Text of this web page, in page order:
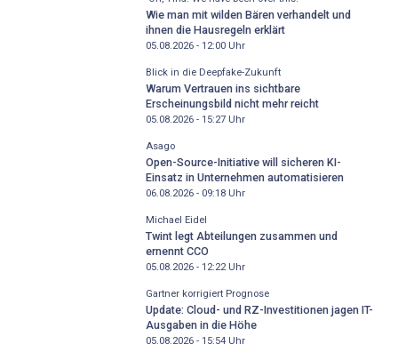
Wie man mit wilden Bären verhandelt und
ihnen die Hausregeln erklärt
05.08.2026 - 12:00Uhr
Blick in die Deepfake-Zukunft
Warum Vertrauen ins sichtbare
Erscheinungsbild nicht mehr reicht
05.08.2026 - 15:27Uhr
Asago
Open-Source-Initiative will sicheren KI-
Einsatz in Unternehmen automatisieren
06.08.2026 - 09:18Uhr
Michael Eidel
Twint legt Abteilungen zusammen und
ernennt CCO
05.08.2026 - 12:22Uhr
Gartner korrigiert Prognose
Update: Cloud- und RZ-Investitionen jagen IT-
Ausgaben in die Höhe
05.08.2026 - 15:54Uhr